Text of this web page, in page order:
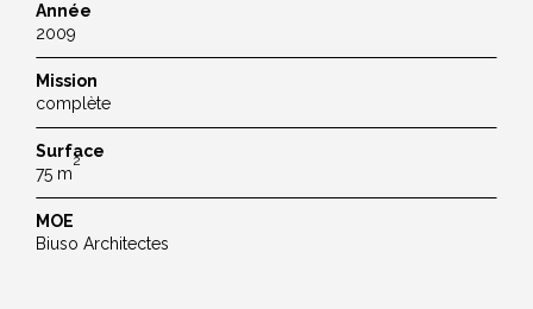
Année
2009
Mission
complète
Surface
75 m
2
MOE
Biuso Architectes